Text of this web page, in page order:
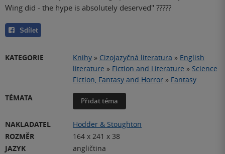
Wing did - the hype is absolutely deserved'' ?????
Sdílet
KATEGORIE Knihy » Cizojazyčná literatura » English
literature » Fiction and Literature » Science
Fiction, Fantasy and Horror » Fantasy
TÉMATA
Přidat téma
NAKLADATEL
Hodder & Stoughton
ROZMĚR
164 x 241 x 38
JAZYK
angličtina